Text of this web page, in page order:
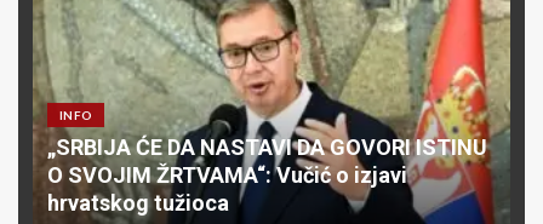
INFO
„SRBIJA ĆE DA NASTAVI DA GOVORI ISTINU
O SVOJIM ŽRTVAMA“: Vučić o izjavi
hrvatskog tužioca